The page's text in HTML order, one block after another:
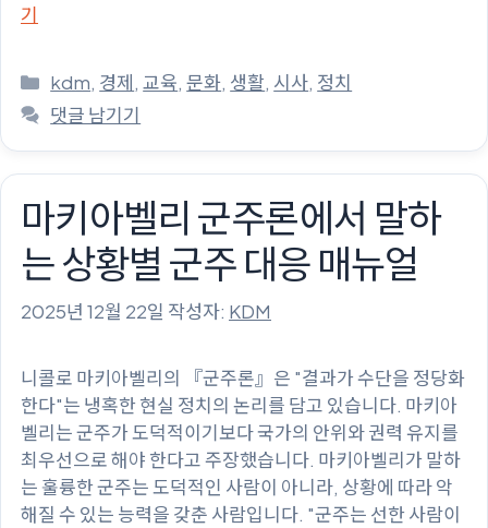
기
카
테
고
리
kdm, 경제,교육,문화, 생활, 시사, 정치
댓글 남기기
마키아벨리 군주론에서 말하
는 상황별 군주 대응 매뉴얼
2025년 12월 22일 작성자: KDM
니콜로 마키아벨리의 『군주론』은 "결과가 수단을 정당화
한다"는 냉혹한 현실 정치의 논리를 담고 있습니다. 마키아
벨리는 군주가 도덕적이기보다 국가의 안위와 권력 유지를
최우선으로 해야 한다고 주장했습니다. 마키아벨리가 말하
는 훌륭한 군주는 도덕적인 사람이 아니라, 상황에 따라 악
해질 수 있는 능력을 갖춘 사람입니다. "군주는 선한 사람이